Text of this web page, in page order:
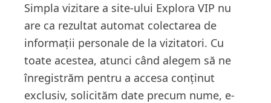
Simpla vizitare a site-ului Explora VIP nu
are ca rezultat automat colectarea de
informații personale de la vizitatori. Cu
toate acestea, atunci când alegem să ne
înregistrăm pentru a accesa conținut
exclusiv, solicităm date precum nume, e-